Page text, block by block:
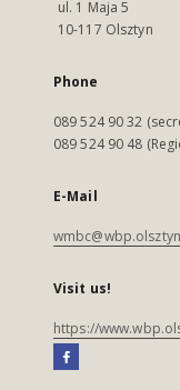
ul. 1 Maja 5
10-117 Olsztyn
Phone
089 524 90 32
089 524 90 48
E-Mail
Visit us!
https://